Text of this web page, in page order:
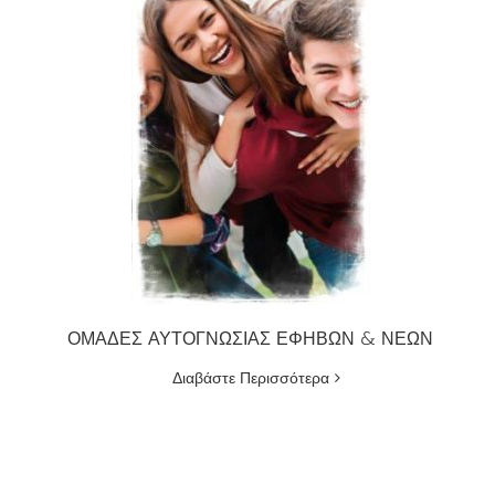
ΟΜΑΔΕΣ ΑΥΤΟΓΝΩΣΙΑΣ ΕΦΗΒΩΝ & ΝΕΩΝ
Διαβάστε Περισσότερα